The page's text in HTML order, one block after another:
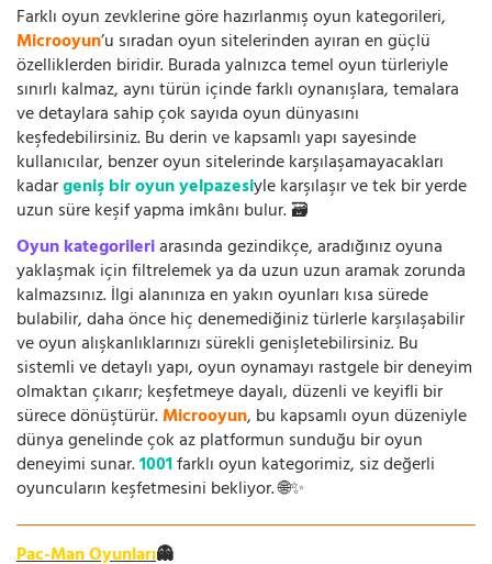
Farklı oyun zevklerine göre hazırlanmış oyun kategorileri,
Microoyun’u sıradan oyun sitelerinden ayıran en güçlü
özelliklerden biridir. Burada yalnızca temel oyun türleriyle
sınırlı kalmaz, aynı türün içinde farklı oynanışlara, temalara
ve detaylara sahip çok sayıda oyun dünyasını
keşfedebilirsiniz. Bu derin ve kapsamlı yapı sayesinde
kullanıcılar, benzer oyun sitelerinde karşılaşamayacakları
kadargeniş bir oyun yelpazesiyle karşılaşır ve tek bir yerde
uzun süre keşif yapma imkânı bulur. 🗃️
Oyun kategorileriarasında gezindikçe, aradığınız oyuna
yaklaşmak için filtrelemek ya da uzun uzun aramak zorunda
kalmazsınız. İlgi alanınıza en yakın oyunları kısa sürede
bulabilir, daha önce hiç denemediğiniz türlerle karşılaşabilir
ve oyun alışkanlıklarınızı sürekli genişletebilirsiniz. Bu
sistemli ve detaylı yapı, oyun oynamayı rastgele bir deneyim
olmaktan çıkarır; keşfetmeye dayalı, düzenli ve keyifli bir
sürece dönüştürür.Microoyun, bu kapsamlı oyun düzeniyle
dünya genelinde çok az platformun sunduğu bir oyun
deneyimi sunar.1001farklı oyun kategorimiz, siz değerli
oyuncuların keşfetmesini bekliyor. 🌐✨
Pac-Man Oyunları👻